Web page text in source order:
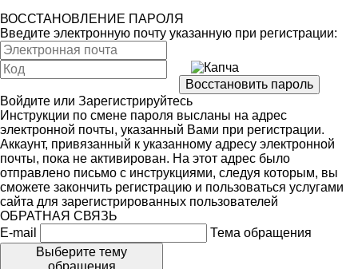
ВОССТАНОВЛЕНИЕ ПАРОЛЯ
Введите электронную почту указанную при регистрации:
Войдите или Зарегистрируйтесь
Инструкции по смене пароля высланы на адрес
электронной почты, указанный Вами при регистрации.
Аккаунт, привязанный к указанному адресу электронной
почты, пока не активирован. На этот адрес было
отправлено письмо с инструкциями, следуя которым, вы
сможете закончить регистрацию и пользоваться услугами
сайта для зарегистрированных пользователей
ОБРАТНАЯ СВЯЗЬ
E-mail
Тема обращения
Выберите тему